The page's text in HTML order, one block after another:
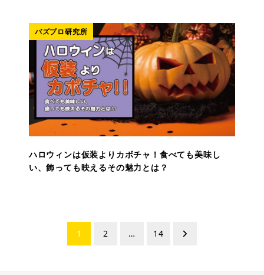
バズプロ研究所
ハロウィンは仮装よりカボチャ！食べても美味し
い、飾っても映えるその魅力とは？
1 2 … 14